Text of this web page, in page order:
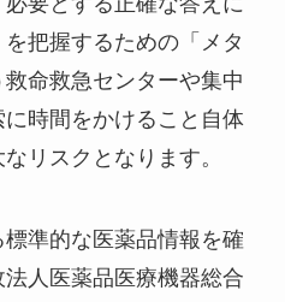
把握するための「メタ
命救急センターや集中
時間をかけること自体
リスクとなります。
準的な医薬品情報を確
人医薬品医療機器総合